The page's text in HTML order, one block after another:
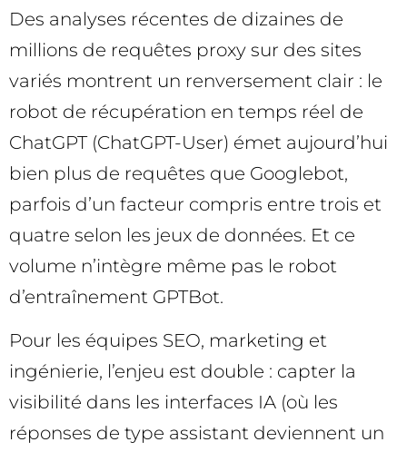
Des analyses récentes de dizaines de
millions de requêtes proxy sur des sites
variés montrent un renversement clair : le
robot de récupération en temps réel de
ChatGPT (ChatGPT-User) émet aujourd’hui
bien plus de requêtes que Googlebot,
parfois d’un facteur compris entre trois et
quatre selon les jeux de données. Et ce
volume n’intègre même pas le robot
d’entraînement GPTBot.
Pour les équipes SEO, marketing et
ingénierie, l’enjeu est double : capter la
visibilité dans les interfaces IA (où les
réponses de type assistant deviennent un